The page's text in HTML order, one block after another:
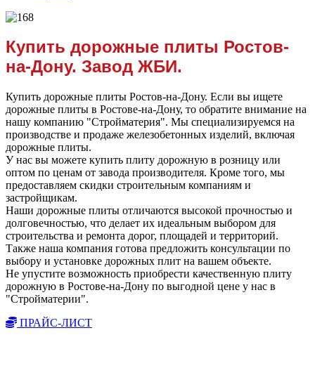
Купить дорожные плиты Ростов-
на-Дону. Завод ЖБИ.
Купить дорожные плиты Ростов-на-Дону. Если вы ищете
дорожные плиты в Ростове-на-Дону, то обратите внимание на
нашу компанию "Стройматерия". Мы специализируемся на
производстве и продаже железобетонных изделий, включая
дорожные плиты.
У нас вы можете купить плиту дорожную в розницу или
оптом по ценам от завода производителя. Кроме того, мы
предоставляем скидки строительным компаниям и
застройщикам.
Наши дорожные плиты отличаются высокой прочностью и
долговечностью, что делает их идеальным выбором для
строительства и ремонта дорог, площадей и территорий.
Также наша компания готова предложить консультации по
выбору и установке дорожных плит на вашем объекте.
Не упустите возможность приобрести качественную плиту
дорожную в Ростове-на-Дону по выгодной цене у нас в
"Стройматерии".
ПРАЙС-ЛИСТ